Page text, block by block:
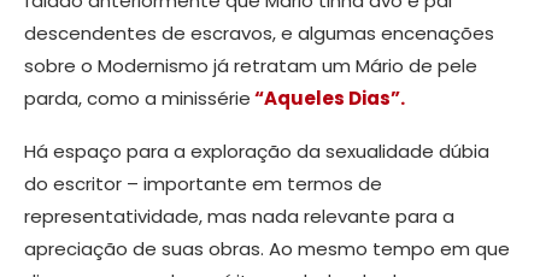
descendentes de escravos, e algumas encenações
sobre o Modernismo já retratam um Mário de pele
parda, como a minissérie“Aqueles Dias”.
Há espaço para a exploração da sexualidade dúbia
do escritor – importante em termos de
representatividade, mas nada relevante para a
apreciação de suas obras. Ao mesmo tempo em que